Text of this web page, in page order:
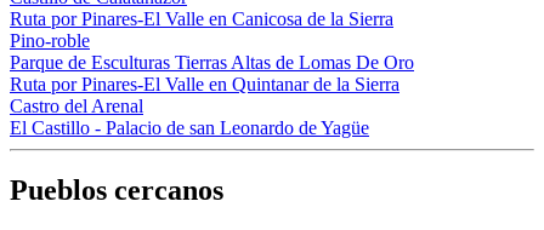
Ruta por Pinares-El Valle en Canicosa de la Sierra
Pino-roble
Parque de Esculturas Tierras Altas de Lomas De Oro
Ruta por Pinares-El Valle en Quintanar de la Sierra
Castro del Arenal
El Castillo - Palacio de san Leonardo de Yagüe
Pueblos cercanos